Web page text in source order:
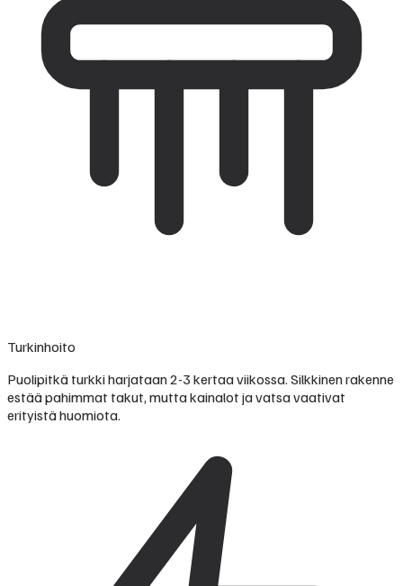
Turkinhoito
Puolipitkä turkki harjataan 2-3 kertaa viikossa. Silkkinen rakenne
estää pahimmat takut, mutta kainalot ja vatsa vaativat
erityistä huomiota.